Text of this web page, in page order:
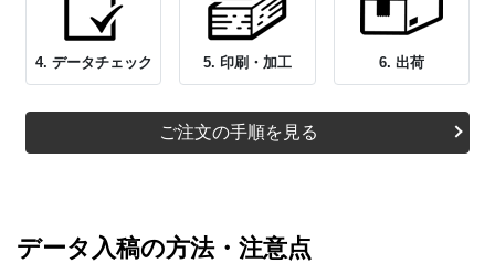
4. データチェック 5. 印刷・加工 6. 出荷
ご注文の手順を見る
データ入稿の方法・注意点